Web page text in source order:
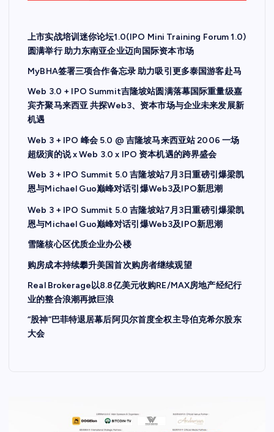
上市实战培训迷你论坛1.0(IPO Mini Training Forum 1.0)
圆满举行 助力东南亚企业迈向国际资本市场
MyBHA签署三项合作备忘录 助力吸引更多泰国游客赴马
Web 3.0 + IPO Summit吉隆坡站圆满落幕国际重量级嘉
宾齐聚马来西亚 共探Web3、资本市场与企业未来发展新
机遇
Web 3 + IPO 峰会 5.0 @ 吉隆坡马来西亚站 2006 一场
超级演的说 x Web 3.0 x IPO 资本机遇的跨界盛会
Web 3 + IPO Summit 5.0 吉隆坡站7月3日重磅引爆梁凯
恩与Michael Guo巅峰对话引爆Web3及IPO新思潮
Web 3 + IPO Summit 5.0 吉隆坡站7月3日重磅引爆梁凯
恩与Michael Guo巅峰对话引爆Web3及IPO新思潮
雪隆核心区优质企业办公楼
购房成本持续攀升美国首次购房者继续观望
Real Brokerage以8.8亿美元收购RE/MAX房地产经纪行
业的整合浪潮再掀巨浪
“股神”巴菲特退居幕后阿贝尔首度全权主导伯克希尔股东
大会